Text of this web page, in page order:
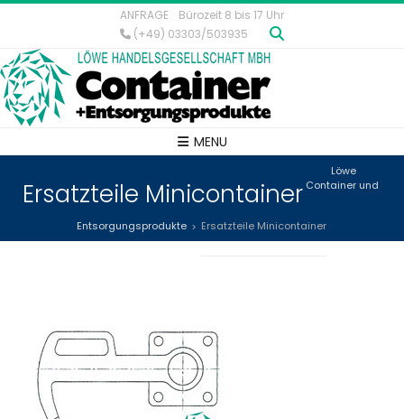
ANFRAGE
Bürozeit 8 bis 17 Uhr
(+49) 03303/503935
MENU
Ersatzteile Minicontainer
Löwe
Container und
Entsorgungsprodukte > Ersatzteile Minicontainer